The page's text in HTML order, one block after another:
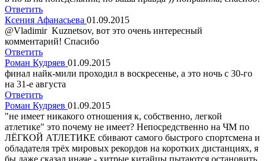
Ответить
Ксения Афанасьева 01.09.2015
@Vladimir Kuznetsov, вот это очень интересный
комментарий! Спасибо
Ответить
Роман Кудряев 01.09.2015
финал найк-мили проходил в воскресенье, а это ночь с 30-го
на 31-е августа
Ответить
Роман Кудряев 01.09.2015
"не имеет никакого отношения к, собственно, легкой
атлетике" это почему не имеет? Непосредственно на ЧМ по
ЛЁГКОЙ АТЛЕТИКЕ сбивают самого быстрого спортсмена и
обладателя трёх мировых рекордов на коротких дистанциях, я
бы даже сказал иначе - хитрые китайцы пытаются остановить